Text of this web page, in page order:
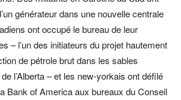
générateur dans une nouvelle centrale
ont occupé le bureau de leur
– l’un des initiateurs du projet hautement
de pétrole brut dans les sables
l’Alberta – et les new-yorkais ont défilé
Bank of America aux bureaux du Conseil